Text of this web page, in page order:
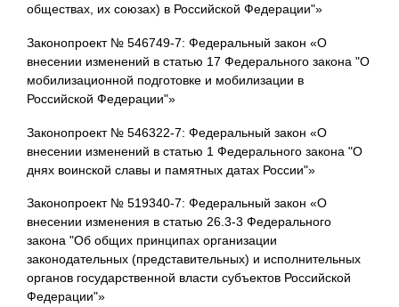
обществах, их союзах) в Российской Федерации"»
Законопроект № 546749-7: Федеральный закон «О
внесении изменений в статью 17 Федерального закона "О
мобилизационной подготовке и мобилизации в
Российской Федерации"»
Законопроект № 546322-7: Федеральный закон «О
внесении изменений в статью 1 Федерального закона "О
днях воинской славы и памятных датах России"»
Законопроект № 519340-7: Федеральный закон «О
внесении изменения в статью 26.3-3 Федерального
закона "Об общих принципах организации
законодательных (представительных) и исполнительных
органов государственной власти субъектов Российской
Федерации"»